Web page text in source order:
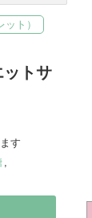
ト）
ットサ
す
,